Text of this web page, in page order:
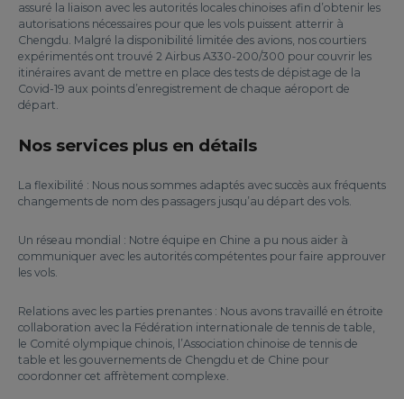
assuré la liaison avec les autorités locales chinoises afin d’obtenir les
autorisations nécessaires pour que les vols puissent atterrir à
Chengdu. Malgré la disponibilité limitée des avions, nos courtiers
expérimentés ont trouvé 2 Airbus A330-200/300 pour couvrir les
itinéraires avant de mettre en place des tests de dépistage de la
Covid-19 aux points d’enregistrement de chaque aéroport de
départ.
Nos services plus en détails
La flexibilité : Nous nous sommes adaptés avec succès aux fréquents
changements de nom des passagers jusqu’au départ des vols.
Un réseau mondial : Notre équipe en Chine a pu nous aider à
communiquer avec les autorités compétentes pour faire approuver
les vols.
Relations avec les parties prenantes : Nous avons travaillé en étroite
collaboration avec la Fédération internationale de tennis de table,
le Comité olympique chinois, l’Association chinoise de tennis de
table et les gouvernements de Chengdu et de Chine pour
coordonner cet affrètement complexe.